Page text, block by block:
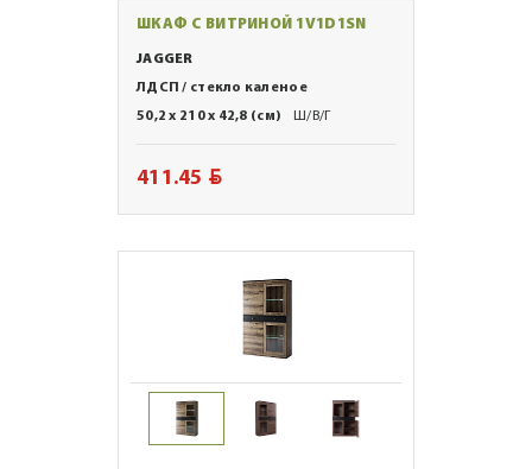
ШКАФ С ВИТРИНОЙ 1V1D1SN
JAGGER
ЛДСП / стекло каленое
50,2 x 210 x 42,8 (см)
Ш/В/Г
411.45 BYN